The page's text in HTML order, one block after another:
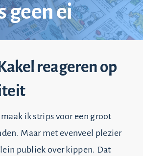
geen ei
reageren op
ik strips voor een groot
Maar met evenveel plezier
publiek over kippen. Dat